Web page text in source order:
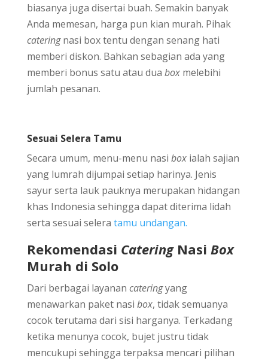
biasanya juga disertai buah. Semakin banyak
Anda memesan, harga pun kian murah. Pihak
cateringnasi box tentu dengan senang hati
memberi diskon. Bahkan sebagian ada yang
memberi bonus satu atau dua box melebihi
jumlah pesanan.
Sesuai Selera Tamu
Secara umum, menu-menu nasi boxialah sajian
yang lumrah dijumpai setiap harinya. Jenis
sayur serta lauk pauknya merupakan hidangan
khas Indonesia sehingga dapat diterima lidah
serta sesuai selera tamu undangan.
Rekomendasi Catering Nasi Box
Murah di Solo
Dari berbagai layanan cateringyang
menawarkan paket nasi box, tidak semuanya
cocok terutama dari sisi harganya. Terkadang
ketika menunya cocok, bujet justru tidak
mencukupi sehingga terpaksa mencari pilihan